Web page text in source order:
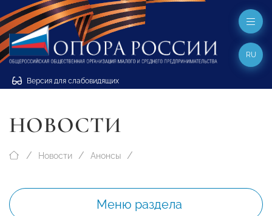
Версия для слабовидящих
RU
НОВОСТИ
Новости Анонсы
Меню раздела